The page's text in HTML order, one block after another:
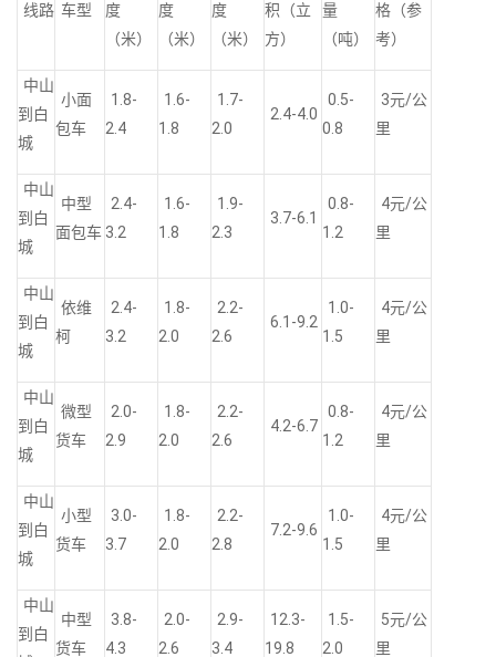
线路 车型
度
（米）
度
（米）
度
（米）
积（立
方）
量
（吨）
格（参
考）
中山
到白
城
小面
包车
1.8-
2.4
1.6-
1.8
1.7-
2.0
2.4-4.0
0.5-
0.8
3元/公
里
中山
到白
城
中型
面包车
2.4-
3.2
1.6-
1.8
1.9-
2.3
3.7-6.1
0.8-
1.2
4元/公
里
中山
到白
城
依维
柯
2.4-
3.2
1.8-
2.0
2.2-
2.6
6.1-9.2
1.0-
1.5
4元/公
里
中山
到白
城
微型
货车
2.0-
2.9
1.8-
2.0
2.2-
2.6
4.2-6.7
0.8-
1.2
4元/公
里
中山
到白
城
小型
货车
3.0-
3.7
1.8-
2.0
2.2-
2.8
7.2-9.6
1.0-
1.5
4元/公
里
中山
到白
中型
货车
3.8-
4.3
2.0-
2.6
2.9-
3.4
12.3-
19.8
1.5-
2.0
5元/公
里